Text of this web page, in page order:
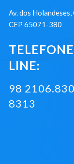
Av. dos
CEP 65071-380
LINE:
98
8313